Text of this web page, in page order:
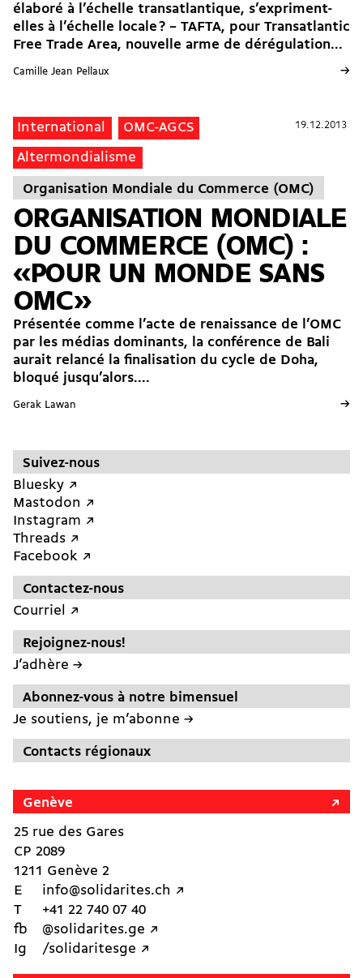
élaboré à l’échelle transatlantique, s’expriment-
elles à l’échelle locale ? – TAFTA, pour Transatlantic
Free Trade Area, nouvelle arme de dérégulation...
Camille Jean Pellaux →
19.12.2013
International OMC-AGCS
Altermondialisme
19.12.2013
Organisation Mondiale du Commerce (OMC)
ORGANISATION MONDIALE
DU COMMERCE (OMC) :
«POUR UN MONDE SANS
OMC»
Présentée comme l’acte de renaissance de l’OMC
par les médias dominants, la conférence de Bali
aurait relancé la finalisation du cycle de Doha,
bloqué jusqu’alors....
Gerak Lawan →
Suivez-nous
Bluesky ↗︎
Mastodon ↗︎
Instagram ↗︎
Threads ↗︎
Facebook ↗︎
Contactez-nous
Courriel ↗︎
Rejoignez-nous!
J’adhère →
Abonnez-vous à notre bimensuel
Je soutiens, je m’abonne →
Contacts régionaux
Genève
25 rue des Gares
CP 2089
1211 Genève 2
E
info@solidarites.ch ↗︎
T
+41 22 740 07 40
fb
@solidarites.ge ↗︎
Ig
/solidaritesge ↗︎